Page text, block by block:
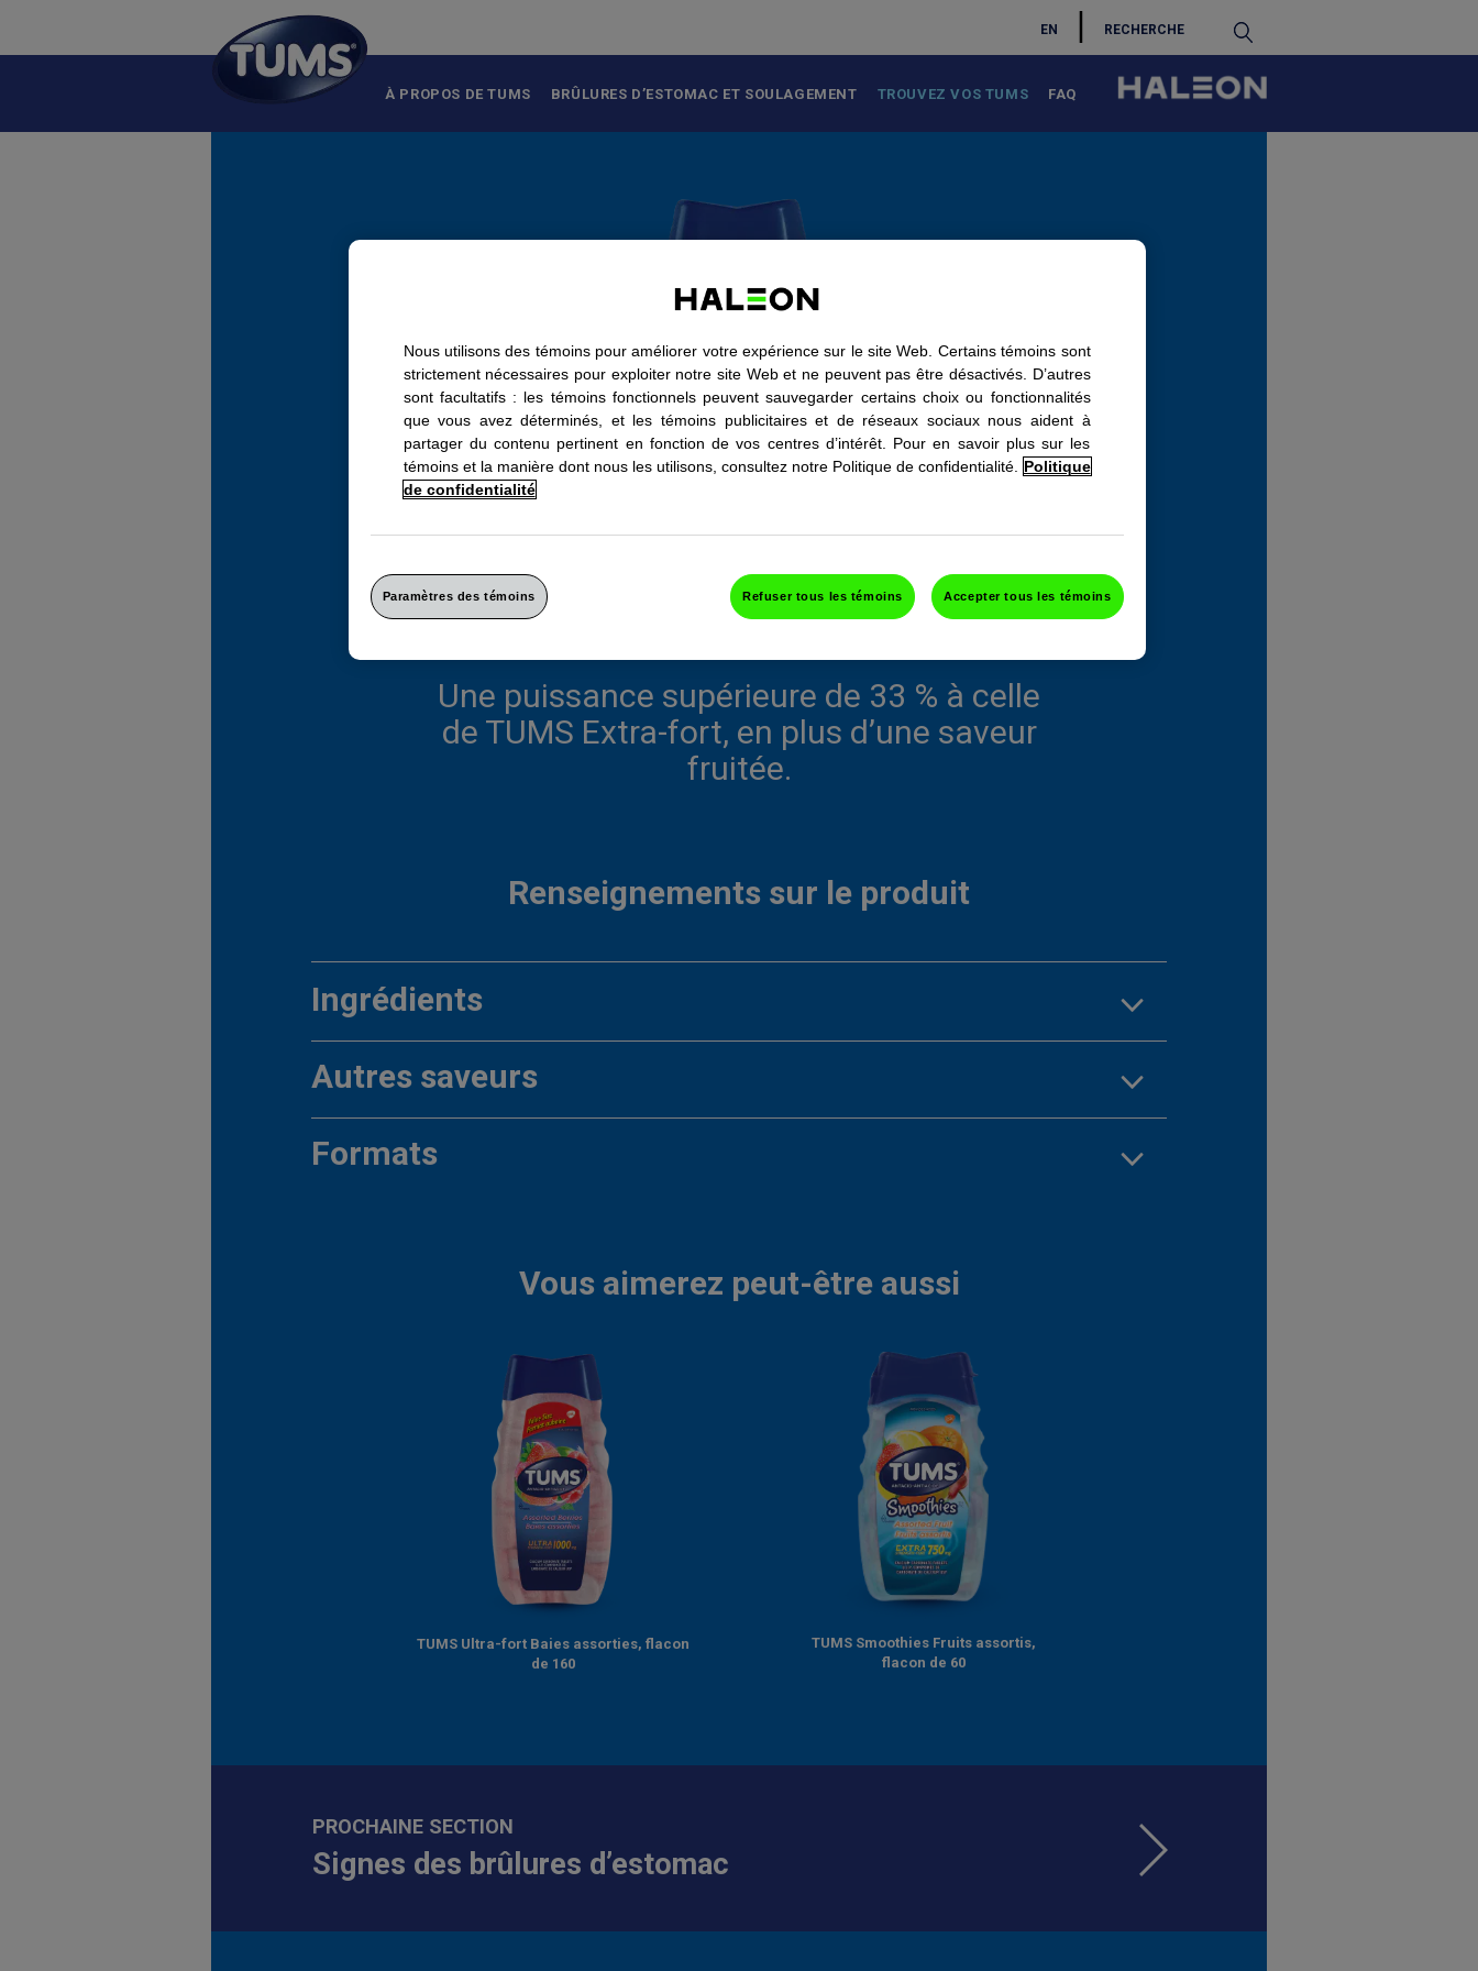
EN S
À PROPOS DE TUMS BRÛLURES D’ESTOMAC ET SOULAGEMENT TROUVEZ VOS TUMS FAQ
Une puissance supérieure de 33 % à celle
de TUMS Extra-fort, en plus d’une saveur
fruitée.
Renseignements sur le produit
Ingrédients
Autres saveurs
Formats
Vous aimerez peut-être aussi
TUMS Ultra-fort Baies assorties, flacon
de 160
TUMS Smoothies Fruits assortis,
flacon de 60
PROCHAINE SECTION
Signes des brûlures d’estomac
Nous utilisons des témoins pour améliorer votre expérience sur le site Web. Certains témoins sont
strictement nécessaires pour exploiter notre site Web et ne peuvent pas être désactivés. D’autres
sont facultatifs : les témoins fonctionnels peuvent sauvegarder certains choix ou fonctionnalités
que vous avez déterminés, et les témoins publicitaires et de réseaux sociaux nous aident à
partager du contenu pertinent en fonction de vos centres d’intérêt. Pour en savoir plus sur les
témoins et la manière dont nous les utilisons, consultez notre Politique de confidentialité. Politique
de confidentialité
Refuser tous les témoins Accepter tous les témoins
Paramètres des témoins